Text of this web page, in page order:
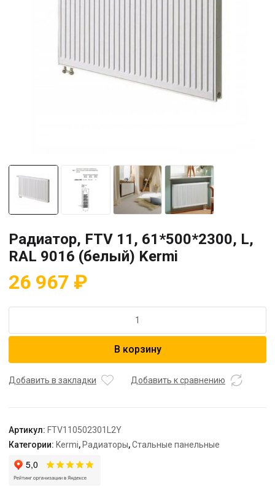
Радиатор, FTV 11, 61*500*2300, L,
RAL 9016 (белый) Kermi
26 967 ₽
Радиатор,
61*500*2300,
(белый)
Kermi
В корзину
Добавить в закладки Добавить к сравнению
Артикул: FTV110502301L2Y
Категории: Kermi, Радиаторы,Стальные панельные